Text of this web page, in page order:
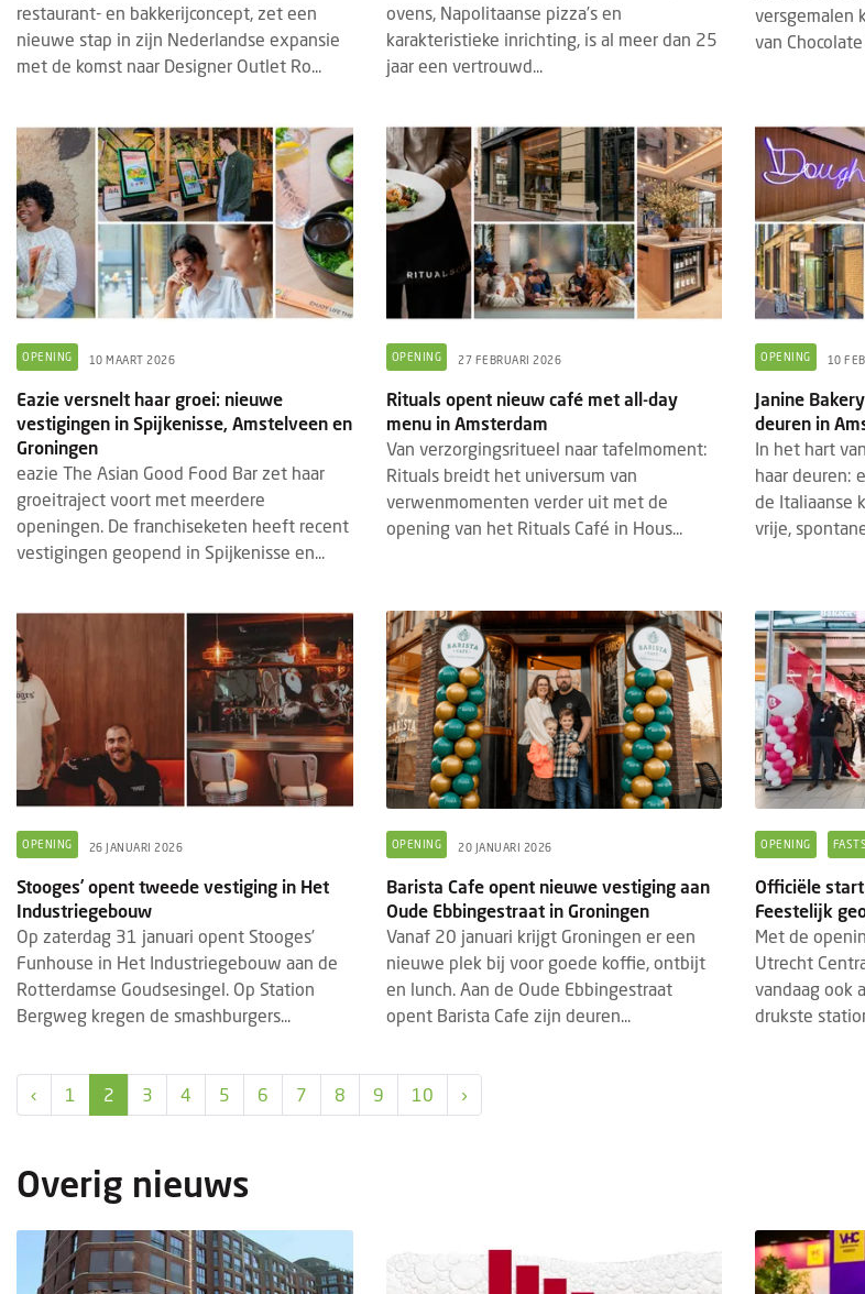
restaurant- en bakkerijconcept, zet een
nieuwe stap in zijn Nederlandse expansie
met de komst naar Designer Outlet Ro...
ovens, Napolitaanse pizza’s en
karakteristieke inrichting, is al meer dan 25
jaar een vertrouwd...
versgemalen
van Chocolate
OPENING 10 MAART 2026
Eazie versnelt haar groei: nieuwe
vestigingen in Spijkenisse, Amstelveen en
Groningen
eazie The Asian Good Food Bar zet haar
groeitraject voort met meerdere
openingen. De franchiseketen heeft recent
vestigingen geopend in Spijkenisse en...
OPENING 27 FEBRUARI 2026
Rituals opent nieuw café met all-day
menu in Amsterdam
Van verzorgingsritueel naar tafelmoment:
Rituals breidt het universum van
verwenmomenten verder uit met de
opening van het Rituals Café in Hous...
OPENING 10
Janine
deuren in
In het hart
haar deuren:
de Italiaanse
vrije,
OPENING 26 JANUARI 2026
Stooges’ opent tweede vestiging in Het
Industriegebouw
Op zaterdag 31 januari opent Stooges’
Funhouse in Het Industriegebouw aan de
Rotterdamse Goudsesingel. Op Station
Bergweg kregen de smashburgers...
OPENING 20 JANUARI 2026
Barista Cafe opent nieuwe vestiging aan
Oude Ebbingestraat in Groningen
Vanaf 20 januari krijgt Groningen er een
nieuwe plek bij voor goede koffie, ontbijt
en lunch. Aan de Oude Ebbingestraat
opent Barista Cafe zijn deuren...
OPENING
Officiële
Feestelijk
Met de
Utrecht
vandaag ook
drukste
‹ 1 2 3 4 5 6 7 8 9 10 ›
Overig nieuws
FRANCHISEKETEN OPENING 7 AUGUSTUS 2026
Restaurantketen Zusje heeft haar deuren
geopend in Lelystad
Lelystad heeft er een nieuwe culinaire
hotspot bij. Zusje Lelystad heeft op
geopend. Op deze nieuwe locatie kunnen
ga...
EVENTS PRODUCTNIEUWS 7 AUGUSTUS 2026
Gastvrij Rotterdam 2026: laatste
standupdates en must-sees
Van 21 tot en met 23 september 2026
vindt de 13e editie van Gastvrij Rotterdam
horecavakbeurs voor ambitieu...
FOOD
Dudok
De dag
Dudok.